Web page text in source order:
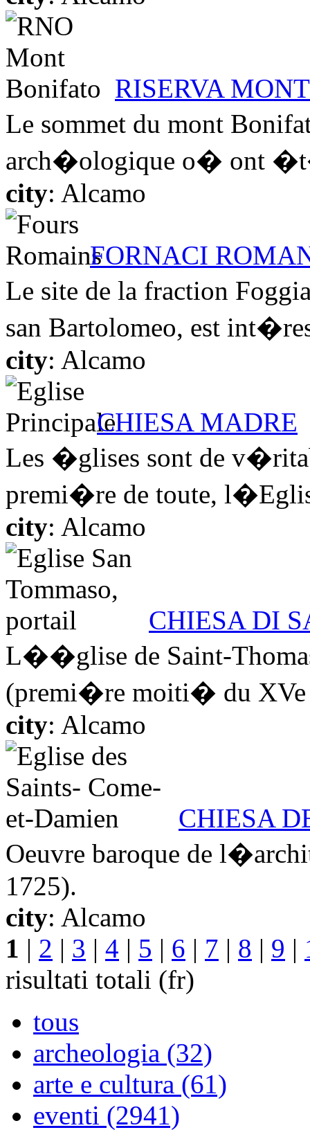
RISERVA
Le sommet du mont
arch�ologique o� ont
city: Alcamo
FORNACI
Le site de la fraction
san Bartolomeo, est
city: Alcamo
CHIESA MADRE
Les �glises sont de
premi�re de toute,
city: Alcamo
CHIESA DI
L��glise de Saint-
(premi�re moiti� du XVe
city: Alcamo
CHIESA
Oeuvre baroque de
1725).
city: Alcamo
1 | 2 | 3 | 4 | 5 | 6 | 7 | 8 | 9 |
risultati totali (fr)
tous
archeologia (32)
arte e cultura (61)
eventi (2941)